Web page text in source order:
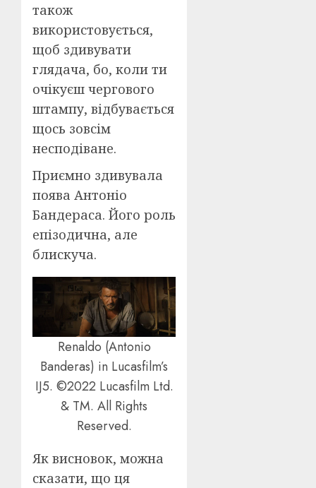
також
використовується,
щоб здивувати
глядача, бо, коли ти
очікуєш чергового
штампу, відбувається
щось зовсім
несподіване.
Приємно здивувала
поява Антоніо
Бандераса. Його роль
епізодична, але
блискуча.
Renaldo (Antonio
Banderas) in Lucasfilm’s
IJ5. ©2022 Lucasfilm Ltd.
& TM. All Rights
Reserved.
Як висновок, можна
сказати, що ця